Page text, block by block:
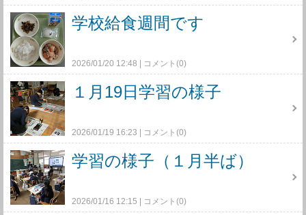
学校給食週間です
2026/01/20 12:48 コメント(0)
１月19日学習の様子
2026/01/19 16:23 コメント(0)
学習の様子（１月半ば）
2026/01/16 12:15 コメント(0)